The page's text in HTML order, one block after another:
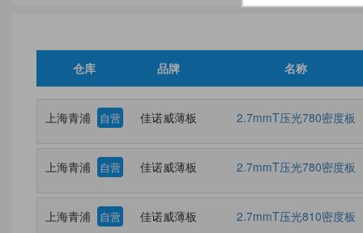
仓库 品牌 名称
上海青浦 自营 佳诺威薄板 2.7mmT压光780密度板
上海青浦 自营 佳诺威薄板 2.7mmT压光780密度板
上海青浦 自营 佳诺威薄板 2.7mmT压光810密度板